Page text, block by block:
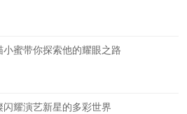
蜜带你探索他的耀眼之路
闪耀演艺新星的多彩世界